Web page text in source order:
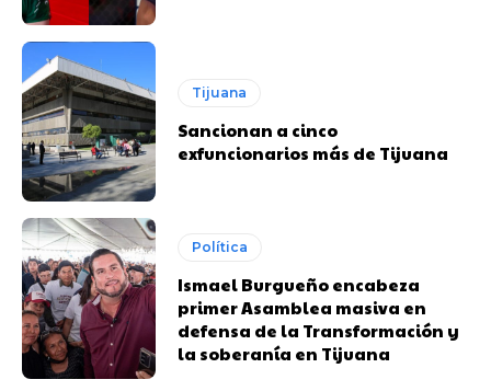
Tijuana
Sancionan a cinco
exfuncionarios más de Tijuana
Política
Ismael Burgueño encabeza
primer Asamblea masiva en
defensa de la Transformación y
la soberanía en Tijuana